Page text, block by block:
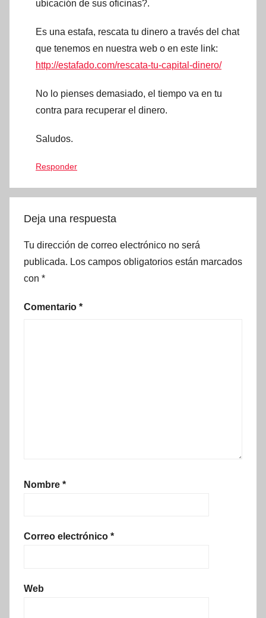
ubicación de sus oficinas?.
Es una estafa, rescata tu dinero a través del chat
que tenemos en nuestra web o en este link:
http://estafado.com/rescata-tu-capital-dinero/
No lo pienses demasiado, el tiempo va en tu
contra para recuperar el dinero.
Saludos.
Responder
Deja una respuesta
Tu dirección de correo electrónico no será
publicada. Los campos obligatorios están marcados
con *
Comentario *
Nombre *
Correo electrónico *
Web